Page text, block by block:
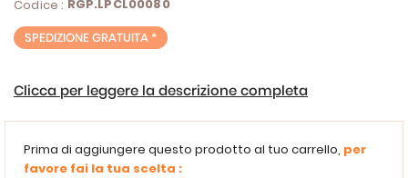
Codice : RGP.LPCL00080
SPEDIZIONE GRATUITA *
Clicca per leggere la descrizione completa
Prima di aggiungere questo prodotto al tuo carrello, per
favore fai la tua scelta :